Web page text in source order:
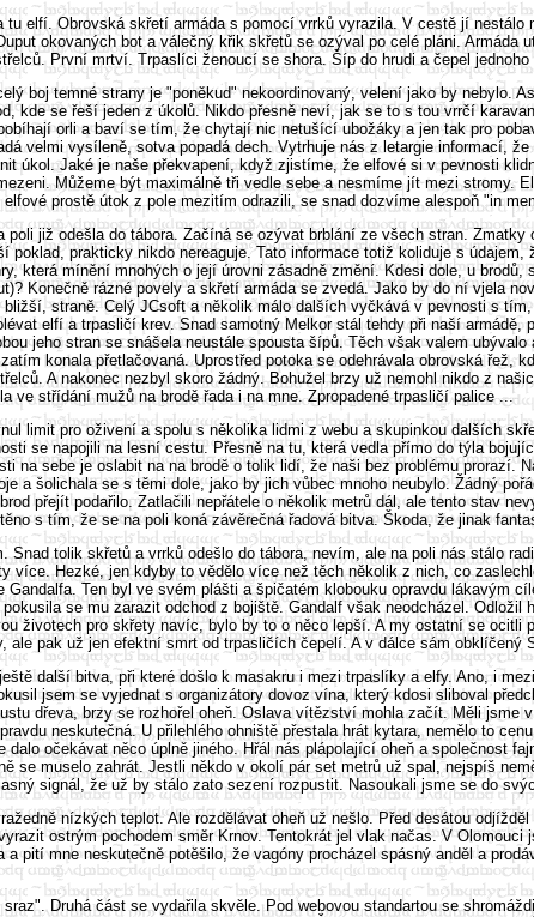
elfí. Obrovská skřetí armáda s pomocí vrrků vyrazila. V cestě jí nestálo
okovaných bot a válečný křik skřetů se ozýval po celé pláni.
První mrtví. Trpaslíci ženoucí se shora. Šíp do hrudi a čepel
boj temné strany je "poněkud" nekoordinovaný, velení jako by nebylo.
kde se řeší jeden z úkolů. Nikdo přesně neví, jak se to s tou vrrčí
orli a baví se tím, že chytají nic netušící ubožáky a jen tak pro
velmi vysíleně, sotva popadá dech. Vytrhuje nás z letargie informací,
úkol. Jaké je naše překvapení, když zjistíme, že elfové si v pevnosti
Můžeme být maximálně tři vedle sebe a nesmíme jít mezi stromy.
prostě útok z pole mezitím odrazili, se snad dozvíme alespoň "in
již odešla do tábora. Začíná se ozývat brblání ze všech stran.
prakticky nikdo nereaguje. Tato informace totiž koliduje s
která mínění mnohých o její úrovni zásadně změní. Kdesi dole, u
Konečně rázné povely a skřetí armáda se zvedá. Jako by do ní vjela
straně. Celý JCsoft a několik málo dalších vyčkává v pevnosti s
elfí a trpasličí krev. Snad samotný Melkor stál tehdy při naší
jeho stran se snášela neustále spousta šípů. Těch však valem
konala přetlačovaná. Uprostřed potoka se odehrávala obrovská řež,
A nakonec nezbyl skoro žádný. Bohužel brzy už nemohl nikdo z
střídání mužů na brodě řada i na mne. Zpropadené trpasličí palice ...
limit pro oživení a spolu s několika lidmi z webu a skupinkou dalších
se napojili na lesní cestu. Přesně na tu, která vedla přímo do týla
na sebe je oslabit na na brodě o tolik lidí, že naši bez problému prorazí.
a šolichala se s těmi dole, jako by jich vůbec mnoho neubylo. Žádný
přejít podařilo. Zatlačili nepřátele o několik metrů dál, ale tento stav
s tím, že se na poli koná závěrečná řadová bitva. Škoda, že jinak
tolik skřetů a vrrků odešlo do tábora, nevím, ale na poli nás stálo
Hezké, jen kdyby to vědělo více než těch několik z nich, co
Ten byl ve svém plášti a špičatém klobouku opravdu lákavým
se mu zarazit odchod z bojiště. Gandalf však neodcházel.
životech pro skřety navíc, bylo by to o něco lepší. A my ostatní se
ale pak už jen efektní smrt od trpasličích čepelí. A v dálce sám
další bitva, při které došlo k masakru i mezi trpaslíky a elfy. Ano, i
jsem se vyjednat s organizátory dovoz vína, který kdosi sliboval
dřeva, brzy se rozhořel oheň. Oslava vítězství mohla začít. Měli jsme
neskutečná. U přilehlého ohniště přestala hrát kytara, nemělo to
očekávat něco úplně jiného. Hřál nás plápolající oheň a společnost
se muselo zahrát. Jestli někdo v okolí pár set metrů už spal, nejspíš
signál, že už by stálo zato sezení rozpustit. Nasoukali jsme se do
nízkých teplot. Ale rozdělávat oheň už nešlo. Před desátou
ostrým pochodem směr Krnov. Tentokrát jel vlak načas. V
pití mne neskutečně potěšilo, že vagóny procházel spásný anděl a
Druhá část se vydařila skvěle. Pod webovou standartou se